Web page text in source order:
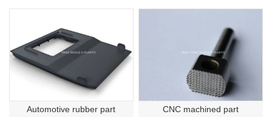
Automotive rubber part CNC machined part